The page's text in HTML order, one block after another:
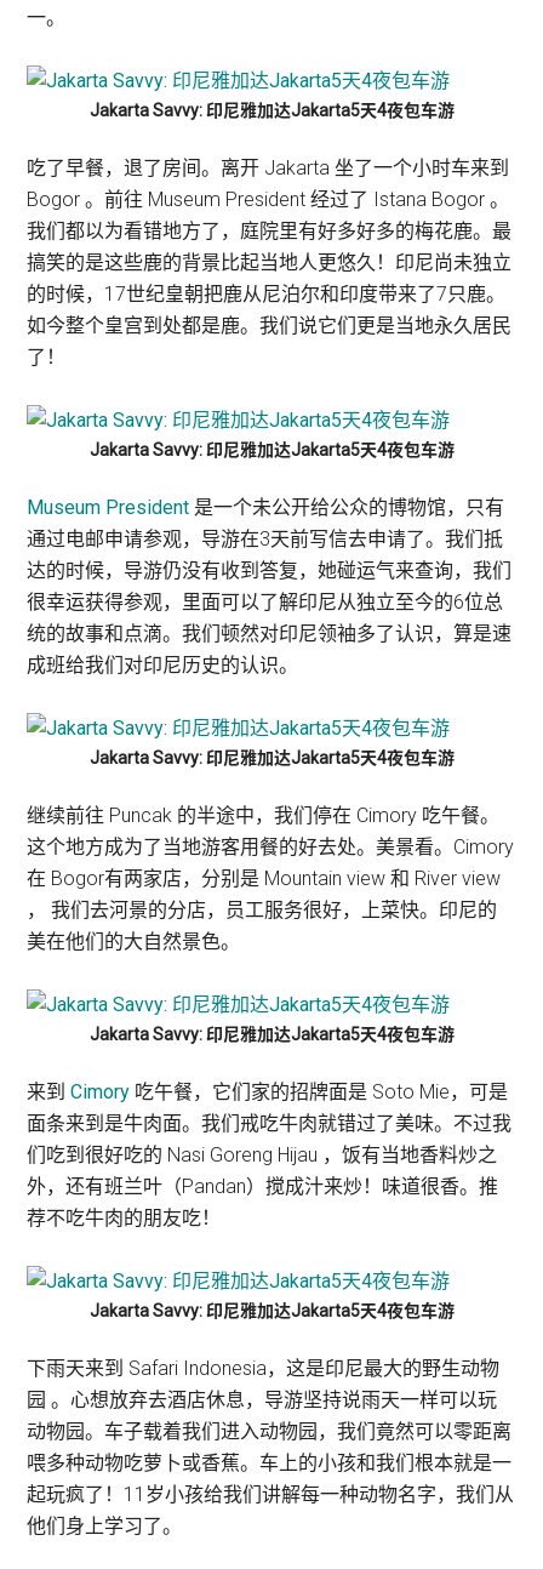
一。
Jakarta Savvy: 印尼雅加达Jakarta5天4夜包车游
吃了早餐，退了房间。离开 Jakarta 坐了一个小时车来到
Bogor 。前往 Museum President 经过了 Istana Bogor 。
我们都以为看错地方了，庭院里有好多好多的梅花鹿。最
搞笑的是这些鹿的背景比起当地人更悠久！印尼尚未独立
的时候，17世纪皇朝把鹿从尼泊尔和印度带来了7只鹿。
如今整个皇宫到处都是鹿。我们说它们更是当地永久居民
了！
Jakarta Savvy: 印尼雅加达Jakarta5天4夜包车游
Museum President 是一个未公开给公众的博物馆，只有
通过电邮申请参观，导游在3天前写信去申请了。我们抵
达的时候，导游仍没有收到答复，她碰运气来查询，我们
很幸运获得参观，里面可以了解印尼从独立至今的6位总
统的故事和点滴。我们顿然对印尼领袖多了认识，算是速
成班给我们对印尼历史的认识。
Jakarta Savvy: 印尼雅加达Jakarta5天4夜包车游
继续前往 Puncak 的半途中，我们停在 Cimory 吃午餐。
这个地方成为了当地游客用餐的好去处。美景看。Cimory
在 Bogor有两家店，分别是 Mountain view 和 River view
， 我们去河景的分店，员工服务很好，上菜快。印尼的
美在他们的大自然景色。
Jakarta Savvy: 印尼雅加达Jakarta5天4夜包车游
来到 Cimory 吃午餐，它们家的招牌面是 Soto Mie，可是
面条来到是牛肉面。我们戒吃牛肉就错过了美味。不过我
们吃到很好吃的 Nasi Goreng Hijau ，饭有当地香料炒之
外，还有班兰叶（Pandan）搅成汁来炒！味道很香。推
荐不吃牛肉的朋友吃！
Jakarta Savvy: 印尼雅加达Jakarta5天4夜包车游
下雨天来到 Safari Indonesia，这是印尼最大的野生动物
园 。心想放弃去酒店休息，导游坚持说雨天一样可以玩
动物园。车子载着我们进入动物园，我们竟然可以零距离
喂多种动物吃萝卜或香蕉。车上的小孩和我们根本就是一
起玩疯了！11岁小孩给我们讲解每一种动物名字，我们从
他们身上学习了。